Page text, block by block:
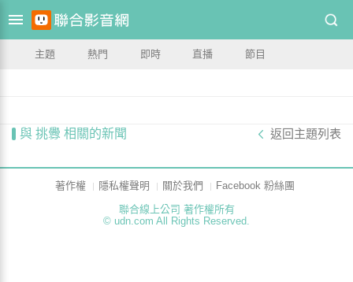
主題 熱門 即時 直播 節目
與 挑釁 相關的新聞 返回主題列表
著作權 隱私權聲明 關於我們
Facebook 粉絲團
聯合線上公司 著作權所有
© udn.com All Rights Reserved.